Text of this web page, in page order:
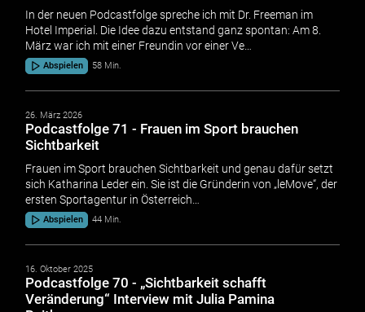
In der neuen Podcastfolge spreche ich mit Dr. Freeman im
Hotel Imperial. Die Idee dazu entstand ganz spontan: Am 8.
März war ich mit einer Freundin vor einer Ve…
Abspielen 58 Min.
26. März 2026
Podcastfolge 71 - Frauen im Sport brauchen
Sichtbarkeit
Frauen im Sport brauchen Sichtbarkeit und genau dafür setzt
sich Katharina Leder ein. Sie ist die Gründerin von „leMove“, der
ersten Sportagentur in Österreich…
Abspielen 44 Min.
16. Oktober 2025
Podcastfolge 70 - „Sichtbarkeit schafft
Veränderung“ Interview mit Julia Pamina